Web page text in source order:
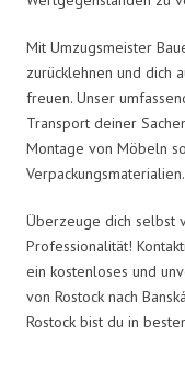
Mit Umzugsmeister
zurücklehnen und dich
freuen. Unser
Transport deiner
Montage von Möbeln
Verpackungsmaterialien.
Überzeuge dich selbst
Professionalität!
ein kostenloses und
von Rostock nach
Rostock bist du in